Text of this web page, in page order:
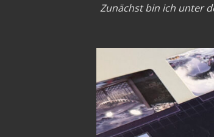
Zunächst bin ich unter